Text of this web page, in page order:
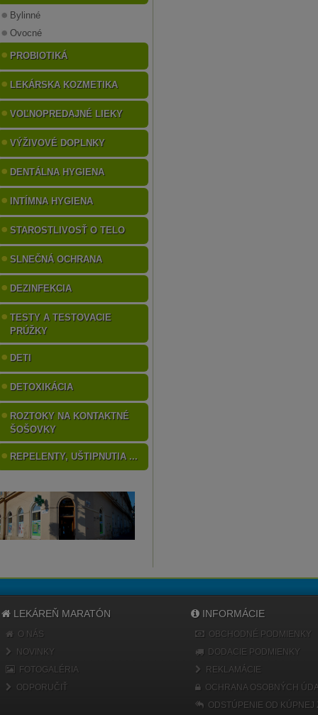
Bylinné
Ovocné
PROBIOTIKÁ
LEKÁRSKA KOZMETIKA
VOĽNOPREDAJNÉ LIEKY
VÝŽIVOVÉ DOPLNKY
DENTÁLNA HYGIENA
INTÍMNA HYGIENA
STAROSTLIVOSŤ O TELO
SLNEČNÁ OCHRANA
DEZINFEKCIA
TESTY A TESTOVACIE
PRÚŽKY
DETI
DETOXIKÁCIA
ROZTOKY NA KONTAKTNÉ
ŠOŠOVKY
REPELENTY, UŠTIPNUTIA ...
LEKÁREŇ MARATÓN
O NÁS
NOVINKY
FOTOGALÉRIA
ODPORUČIŤ
INFORMÁCIE
OBCHODNÉ PODMIENKY
DODACIE PODMIENKY
REKLAMÁCIE
OCHRANA OSOBNÝCH
ODSTÚPENIE OD KÚPNEJ